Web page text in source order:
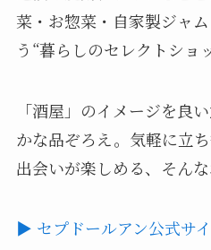
菜・お惣菜・自家製ジャ
う“暮らしのセレクトショ
「酒屋」のイメージを良
かな品ぞろえ。気軽に立
出会いが楽しめる、そんな
▶ セプドールアン公式サ